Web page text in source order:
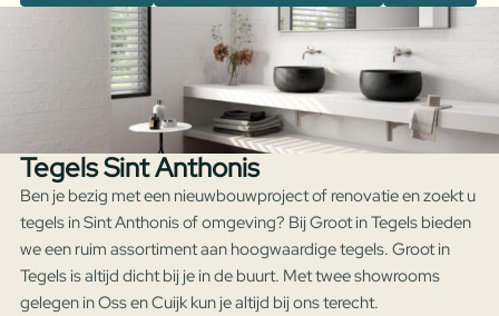
Tegels Sint Anthonis vind je bij
Groot in Tegels
Leveren meerdere landen maaralleen ophalen in NL
geprijsd
Persoonlijk advies,een offerte op maat
Tegels Sint Anthonis
Ben je bezig met een nieuwbouwproject of renovatie en zoekt u
tegels in Sint Anthonis of omgeving? Bij Groot in Tegels bieden
we een ruim assortiment aan hoogwaardige tegels. Groot in
Tegels is altijd dicht bij je in de buurt. Met twee showrooms
gelegen in Oss en Cuijk kun je altijd bij ons terecht.